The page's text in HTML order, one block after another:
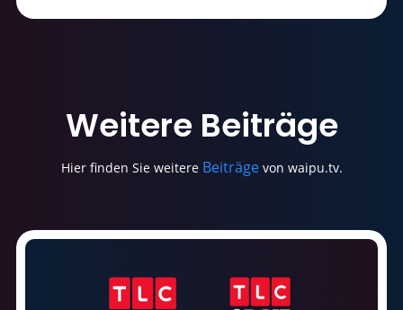
WeitereBeiträge
Hier finden Sie weitere Beiträgevon waipu.tv.